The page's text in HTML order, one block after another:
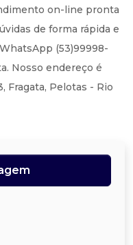
on-line pronta
de forma rápida e
(53)99998-
Nosso endereço é
Fragata, Pelotas - Rio